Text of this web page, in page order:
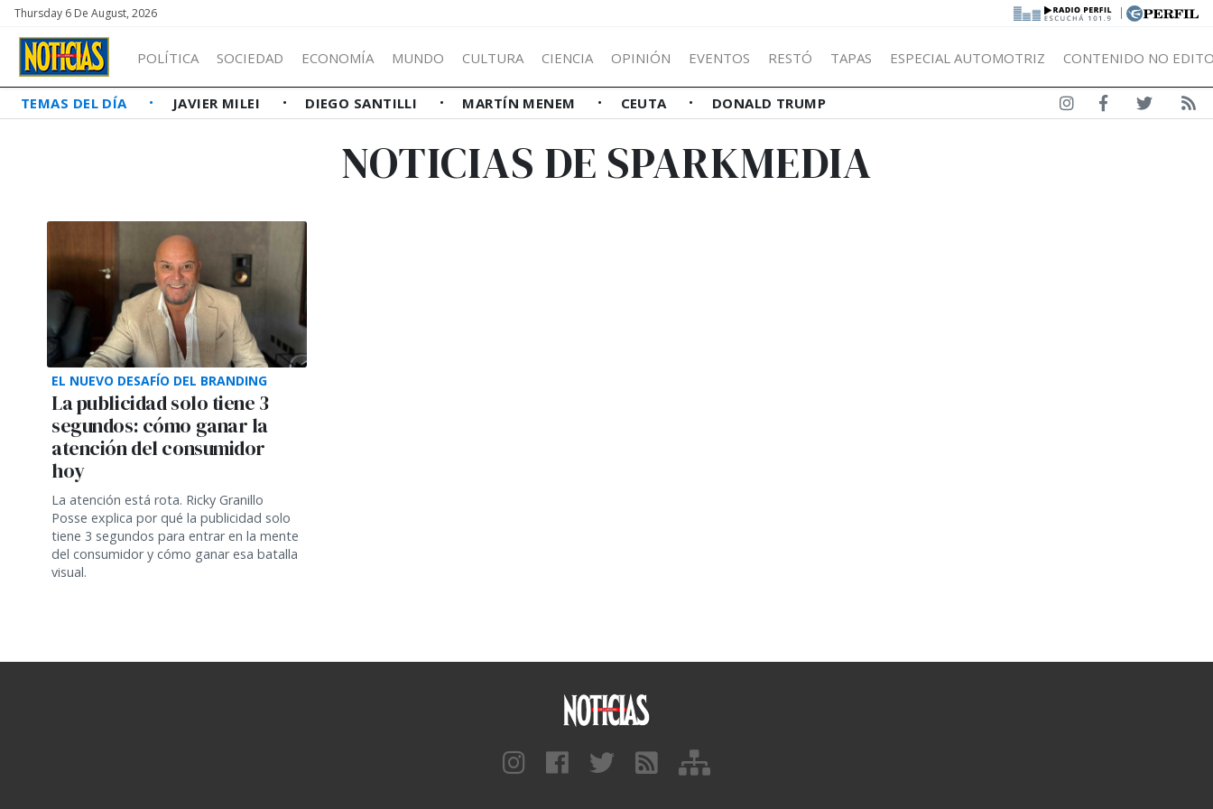
Thursday 6 De August, 2026 |
POLÍTICA SOCIEDAD ECONOMÍA MUNDO CULTURA CIENCIA OPINIÓN EVENTOS RESTÓ TAPAS ESPECIAL AUTOMOTRIZ CONTENIDO NO
TEMAS DEL DÍA JAVIER MILEI DIEGO SANTILLI MARTÍN MENEM CEUTA DONALD TRUMP
NOTICIAS DE SPARKMEDIA
EL NUEVO DESAFÍO DEL BRANDING
La publicidad solo tiene 3
segundos: cómo ganar la
atención del consumidor
hoy
La atención está rota. Ricky Granillo
Posse explica por qué la publicidad solo
tiene 3 segundos para entrar en la mente
del consumidor y cómo ganar esa batalla
visual.